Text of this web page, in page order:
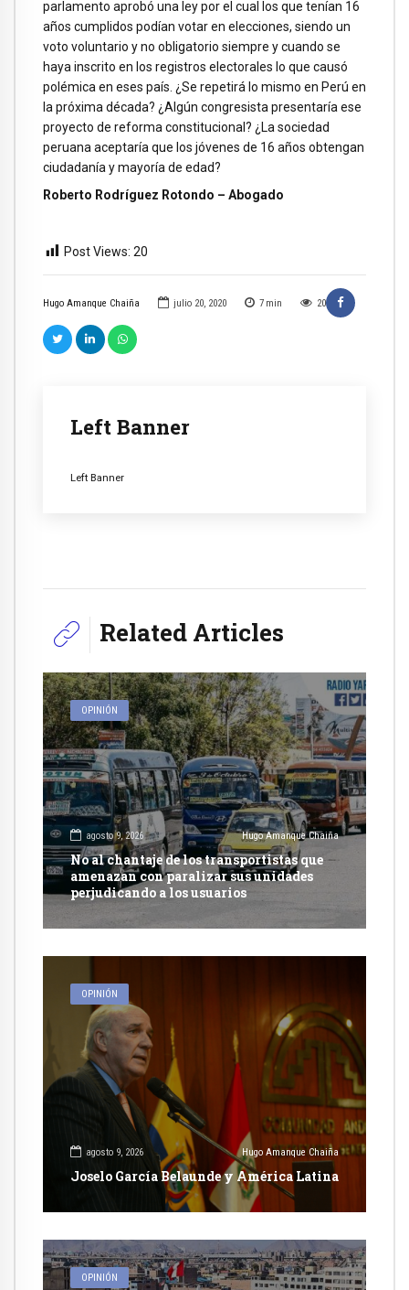
Hugo Amanque Chaiña julio 20, 2020 7 min 20
Left Banner
Left Banner
parlamento aprobó una ley por el cual los que tenían 16
años cumplidos podían votar en elecciones, siendo un
voto voluntario y no obligatorio siempre y cuando se
haya inscrito en los registros electorales lo que causó
polémica en eses país. ¿Se repetirá lo mismo en Perú en
la próxima década? ¿Algún congresista presentaría ese
proyecto de reforma constitucional? ¿La sociedad
peruana aceptaría que los jóvenes de 16 años obtengan
ciudadanía y mayoría de edad?
Roberto Rodríguez Rotondo – Abogado
Post Views: 20
Related Articles
OPINIÓN
agosto 9, 2026 Hugo Amanque Chaiña
No al chantaje de los transportistas que
amenazan con paralizar sus unidades
perjudicando a los usuarios
OPINIÓN
agosto 9, 2026 Hugo Amanque Chaiña
Joselo García Belaunde y América Latina
OPINIÓN